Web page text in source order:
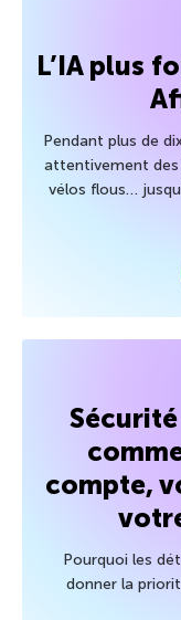
L’IA plus
Pendant plus de
attentivement des
vélos flous…
compte,
Pourquoi les
donner la